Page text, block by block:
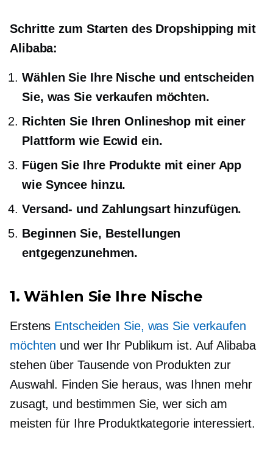
Schritte zum Starten des Dropshipping mit
Alibaba:
Wählen Sie Ihre Nische und entscheiden
Sie, was Sie verkaufen möchten.
Richten Sie Ihren Onlineshop mit einer
Plattform wie Ecwid ein.
Fügen Sie Ihre Produkte mit einer App
wie Syncee hinzu.
Versand- und Zahlungsart hinzufügen.
Beginnen Sie, Bestellungen
entgegenzunehmen.
1. Wählen Sie Ihre Nische
Erstens Entscheiden Sie, was Sie verkaufen
möchten und wer Ihr Publikum ist. Auf Alibaba
stehen über Tausende von Produkten zur
Auswahl. Finden Sie heraus, was Ihnen mehr
zusagt, und bestimmen Sie, wer sich am
meisten für Ihre Produktkategorie interessiert.